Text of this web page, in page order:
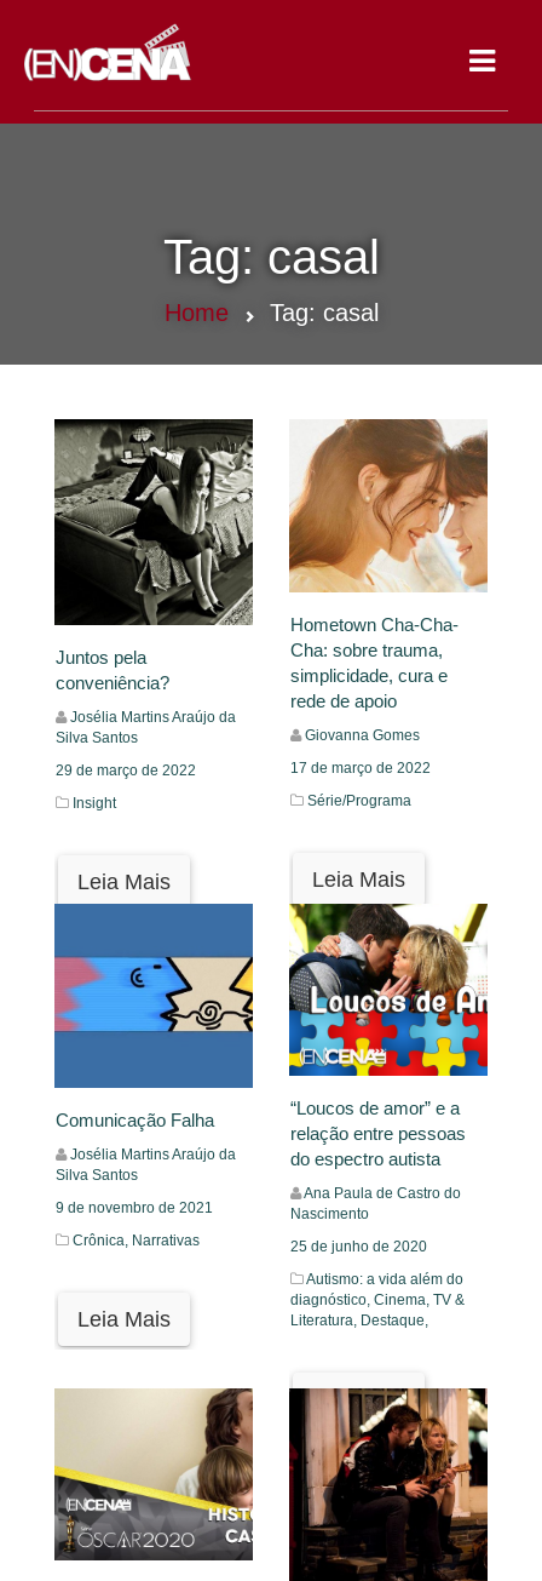
Tag: casal
Home Tag: casal
Juntos pela
conveniência?
Josélia Martins Araújo da
Silva Santos
29 de março de 2022
Insight
Leia Mais
Hometown Cha-Cha-
Cha: sobre trauma,
simplicidade, cura e
rede de apoio
Giovanna Gomes
17 de março de 2022
Série/Programa
Leia Mais
Comunicação Falha
Josélia Martins Araújo da
Silva Santos
9 de novembro de 2021
Crônica, Narrativas
Leia Mais
“Loucos de amor” e a
relação entre pessoas
do espectro autista
Ana Paula de Castro do
Nascimento
25 de junho de 2020
Autismo: a vida além do
diagnóstico, Cinema, TV &
Literatura, Destaque,
Leia Mais